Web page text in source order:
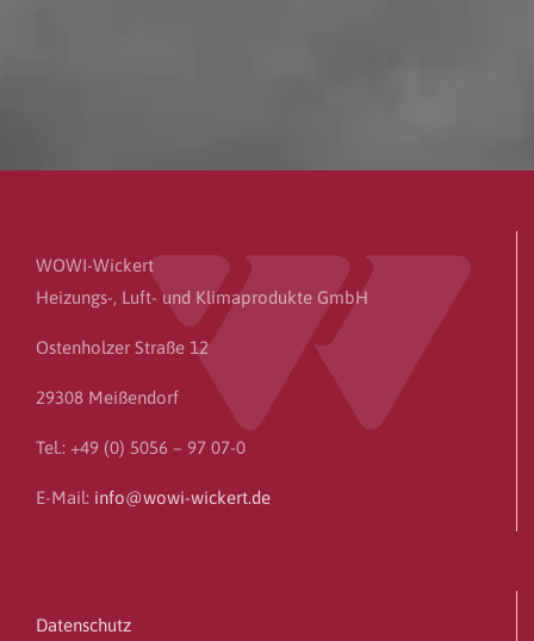
WOWI-Wickert
Heizungs-, Luft- und Klimaprodukte GmbH
Ostenholzer Straße 12
29308 Meißendorf
Tel.: +49 (0) 5056 – 97 07-0
E-Mail: info@wowi-wickert.de
Datenschutz